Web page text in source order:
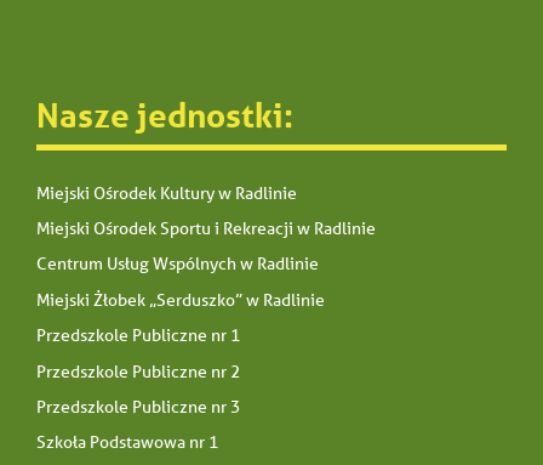
Nasze jednostki:
Miejski Ośrodek Kultury w Radlinie
Miejski Ośrodek Sportu i Rekreacji w Radlinie
Centrum Usług Wspólnych w Radlinie
Miejski Żłobek „Serduszko” w Radlinie
Przedszkole Publiczne nr 1
Przedszkole Publiczne nr 2
Przedszkole Publiczne nr 3
Szkoła Podstawowa nr 1